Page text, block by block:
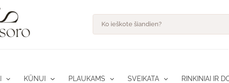
search
KŪNUI PLAUKAMS SVEIKATA RINKINIAI IR